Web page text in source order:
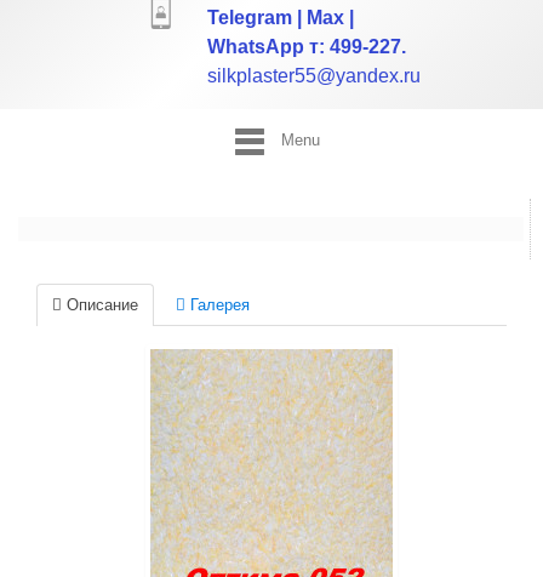
Telegram | Max |
WhatsApp т: 499-227.
silkplaster55@yandex.ru
Menu
Описание Галерея